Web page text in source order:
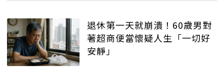
退休第一天就崩潰！60歲男對
著超商便當懷疑人生「一切好
安靜」